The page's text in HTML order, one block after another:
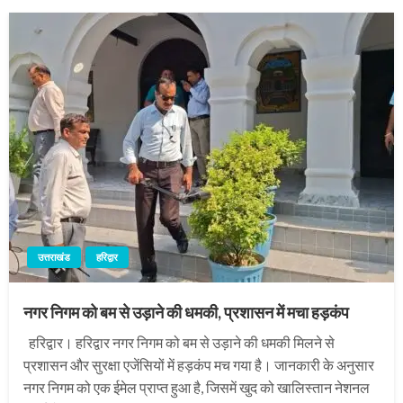
उत्तराखंड हरिद्वार
नगर निगम को बम से उड़ाने की धमकी, प्रशासन में मचा हड़कंप
हरिद्वार। हरिद्वार नगर निगम को बम से उड़ाने की धमकी मिलने से
प्रशासन और सुरक्षा एजेंसियों में हड़कंप मच गया है। जानकारी के अनुसार
नगर निगम को एक ईमेल प्राप्त हुआ है, जिसमें खुद को खालिस्तान नेशनल